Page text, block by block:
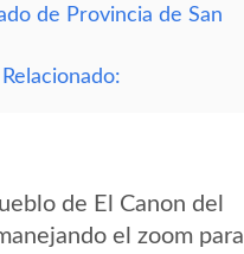
de Provincia de San
de El Canon del
el zoom para